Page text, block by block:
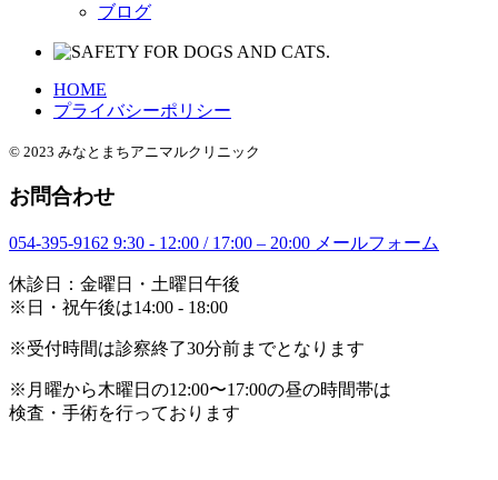
ブログ
HOME
プライバシーポリシー
© 2023 みなとまちアニマルクリニック
お問合わせ
054-395-9162 9:30 - 12:00 / 17:00 – 20:00 メールフォーム
休診日：金曜日・土曜日午後
※日・祝午後は14:00 - 18:00
※受付時間は診察終了30分前までとなります
※月曜から木曜日の12:00〜17:00の昼の時間帯は
検査・手術を行っております